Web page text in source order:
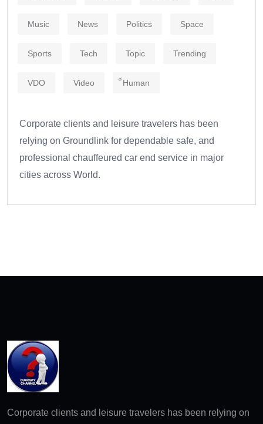
Music News Politics Space
Sports Tech Topic Trending
VDO Video ็Human
Corporate clients and leisure travelers has been
relying on Groundlink for dependable safe, and
professional chauffeured car end service in major
cities across World.
Corporate clients and leisure travelers has been relying on